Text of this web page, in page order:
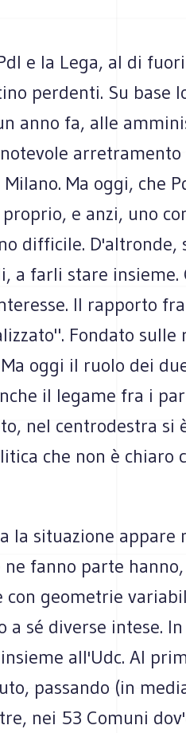
e la Lega, al di
perdenti. Su base
anno fa, alle
Ma oggi, che
proprio, e anzi, uno
difficile. D'altronde,
a farli stare
Il rapporto
Fondato
oggi il ruolo dei
il legame fra i
nel centrodestra si
che non è chiaro
la situazione
fanno parte
con geometrie
sé diverse intese.
all'Udc. Al
passando (in
nei 53 Comuni